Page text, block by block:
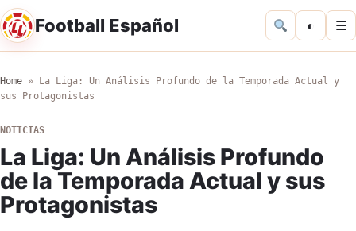
Football Español ◐ ☰
Home »
La Liga: Un Análisis Profundo de la Temporada Actual y
sus Protagonistas
NOTICIAS
La Liga: Un Análisis Profundo
de la Temporada Actual y sus
Protagonistas